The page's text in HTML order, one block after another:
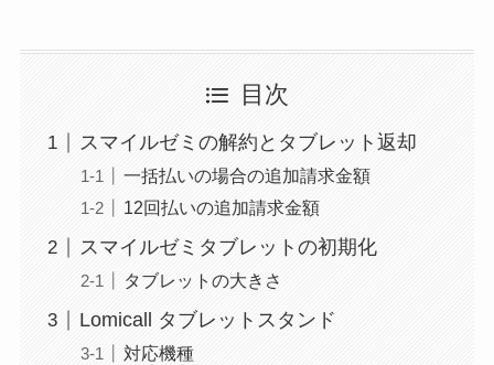
目次
スマイルゼミの解約とタブレット返却
一括払いの場合の追加請求金額
12回払いの追加請求金額
スマイルゼミタブレットの初期化
タブレットの大きさ
Lomicall タブレットスタンド
対応機種